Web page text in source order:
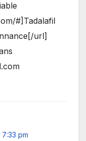
#]Tadalafil
url]
pm